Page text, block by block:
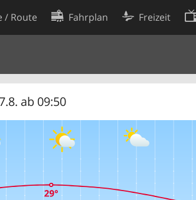
/ Route Fahrplan Freizeit
ab 09:50
Cookie-Einstellungen